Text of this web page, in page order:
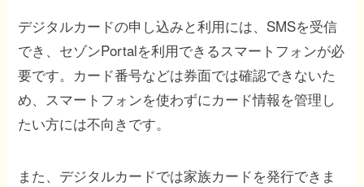
デジタルカードの申し込みと利用には、SMSを受信
でき、セゾンPortalを利用できるスマートフォンが必
要です。カード番号などは券面では確認できないた
め、スマートフォンを使わずにカード情報を管理し
たい方には不向きです。
また、デジタルカードでは家族カードを発行できま